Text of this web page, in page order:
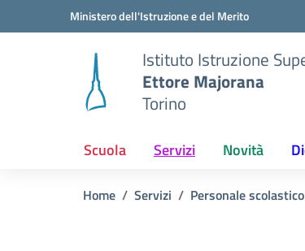
Vai ai contenuti
Vai al menu di navigazioneMinistero dell'Istruzione e del Merito
Istituto Istruzione
Ettore Majorana
Torino
Scuola Servizi Novità
Home Servizi Personale scolastico